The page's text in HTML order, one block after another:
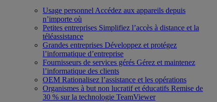
Usage personnel Accédez aux appareils depuis
n’importe où
Petites entreprises Simplifiez l’accès à distance et la
téléassistance
Grandes entreprises Développez et protégez
l’informatique d’entreprise
Fournisseurs de services gérés Gérez et maintenez
l’informatique des clients
OEM Rationalisez l’assistance et les opérations
Organismes à but non lucratif et éducatifs Remise de
30 % sur la technologie TeamViewer